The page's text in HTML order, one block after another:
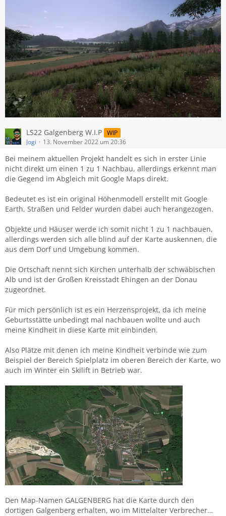
LS22 Galgenberg W.I.P WIP
Jogi
13. November 2022 um 20:36
Bei meinem aktuellen Projekt handelt es sich in erster Linie
nicht direkt um einen 1 zu 1 Nachbau, allerdings erkennt man
die Gegend im Abgleich mit Google Maps direkt.
Bedeutet es ist ein original Höhenmodell erstellt mit Google
Earth, Straßen und Felder wurden dabei auch herangezogen.
Objekte und Häuser werde ich somit nicht 1 zu 1 nachbauen,
allerdings werden sich alle blind auf der Karte auskennen, die
aus dem Dorf und Umgebung kommen.
Die Ortschaft nennt sich Kirchen unterhalb der schwäbischen
Alb und ist der Großen Kreisstadt Ehingen an der Donau
zugeordnet.
Für mich persönlich ist es ein Herzensprojekt, da ich meine
Geburtsstätte unbedingt mal nachbauen wollte und auch
meine Kindheit in diese Karte mit einbinden.
Also Plätze mit denen ich meine Kindheit verbinde wie zum
Beispiel der Bereich Spielplatz im oberen Bereich der Karte, wo
auch im Winter ein Skilift in Betrieb war.
Den Map-Namen GALGENBERG hat die Karte durch den
dortigen Galgenberg erhalten, wo im Mittelalter Verbrecher…